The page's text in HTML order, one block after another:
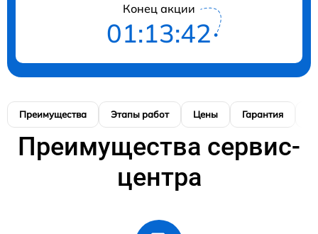
Конец акции
01:13:41
Преимущества Этапы работ Цены Гарантия
Преимущества сервис-
центра